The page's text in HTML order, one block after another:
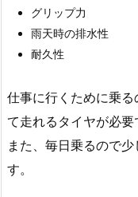
グリップ力
雨天時の排水性
耐久性
仕事に行くために乗
て走れるタイヤが必要
また、毎日乗るので
す。